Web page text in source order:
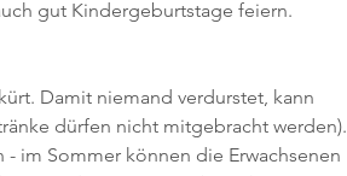
gut Kindergeburtstage feiern.
Damit niemand verdurstet, kann
dürfen nicht mitgebracht werden).
im Sommer können die Erwachsenen